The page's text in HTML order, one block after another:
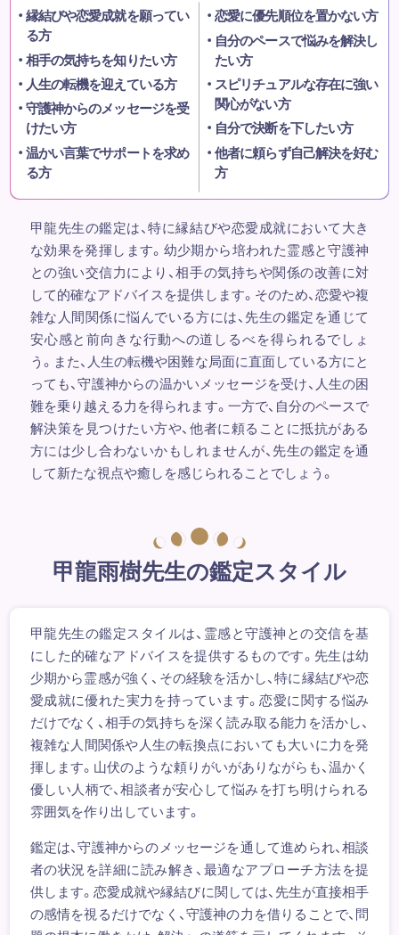
縁結びや恋愛成就を願ってい
る方
相手の気持ちを知りたい方
人生の転機を迎えている方
守護神からのメッセージを受
けたい方
温かい言葉でサポートを求め
る方
恋愛に優先順位を置かない方
自分のペースで悩みを解決し
たい方
スピリチュアルな存在に強い
関心がない方
自分で決断を下したい方
他者に頼らず自己解決を好む
方
甲龍先生の鑑定は、特に縁結びや恋愛成就において大き
な効果を発揮します。幼少期から培われた霊感と守護神
との強い交信力により、相手の気持ちや関係の改善に対
して的確なアドバイスを提供します。そのため、恋愛や複
雑な人間関係に悩んでいる方には、先生の鑑定を通じて
安心感と前向きな行動への道しるべを得られるでしょ
う。また、人生の転機や困難な局面に直面している方にと
っても、守護神からの温かいメッセージを受け、人生の困
難を乗り越える力を得られます。一方で、自分のペースで
解決策を見つけたい方や、他者に頼ることに抵抗がある
方には少し合わないかもしれませんが、先生の鑑定を通
して新たな視点や癒しを感じられることでしょう。
甲龍雨樹先生の鑑定スタイル
甲龍先生の鑑定スタイルは、霊感と守護神との交信を基
にした的確なアドバイスを提供するものです。先生は幼
少期から霊感が強く、その経験を活かし、特に縁結びや恋
愛成就に優れた実力を持っています。恋愛に関する悩み
だけでなく、相手の気持ちを深く読み取る能力を活かし、
複雑な人間関係や人生の転換点においても大いに力を発
揮します。山伏のような頼りがいがありながらも、温かく
優しい人柄で、相談者が安心して悩みを打ち明けられる
雰囲気を作り出しています。
鑑定は、守護神からのメッセージを通して進められ、相談
者の状況を詳細に読み解き、最適なアプローチ方法を提
供します。恋愛成就や縁結びに関しては、先生が直接相手
の感情を視るだけでなく、守護神の力を借りることで、問